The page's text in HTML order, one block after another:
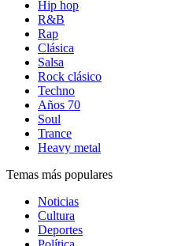
Hip hop
R&B
Rap
Clásica
Salsa
Rock clásico
Techno
Años 70
Soul
Trance
Heavy metal
Temas más populares
Noticias
Cultura
Deportes